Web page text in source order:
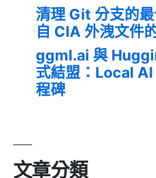
清理 Git 分支的
自 CIA 外洩文件
ggml.ai 與
式結盟：Local
程碑
文章分類